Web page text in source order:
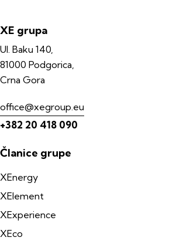
XE grupa
Ul. Baku 140,
81000 Podgorica,
Crna Gora
office@xegroup.eu
+382 20 418 090
Članice grupe
XEnergy
XElement
XExperience
XEco